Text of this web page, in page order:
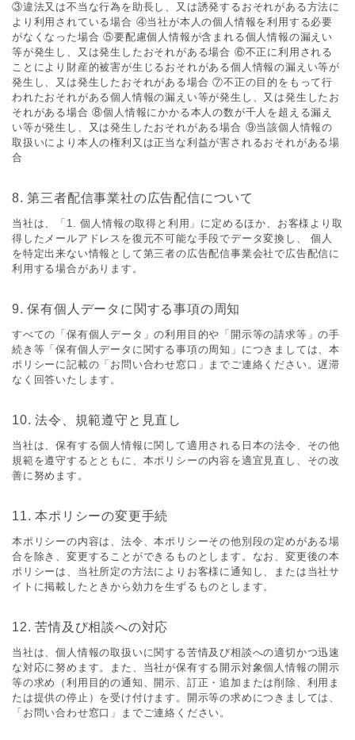
③違法⼜は不当な⾏為を助⻑し、⼜は誘発するおそれがある⽅法に
より利⽤されている場合 ④当社が本⼈の個⼈情報を利⽤する必要
がなくなった場合 ⑤要配慮個⼈情報が含まれる個⼈情報の漏えい
等が発⽣し、⼜は発⽣したおそれがある場合 ⑥不正に利⽤される
ことにより財産的被害が⽣じるおそれがある個⼈情報の漏えい等が
発⽣し、⼜は発⽣したおそれがある場合 ⑦不正の⽬的をもって⾏
われたおそれがある個⼈情報の漏えい等が発⽣し、⼜は発⽣したお
それがある場合 ⑧個⼈情報にかかる本⼈の数が千⼈を超える漏え
い等が発⽣し、⼜は発⽣したおそれがある場合 ⑨当該個⼈情報の
取扱いにより本⼈の権利⼜は正当な利益が害されるおそれがある場
合
8. 第三者配信事業社の広告配信について
当社は、「1. 個⼈情報の取得と利⽤」に定めるほか、お客様より取
得したメールアドレスを復元不可能な⼿段でデータ変換し、 個⼈
を特定出来ない情報として第三者の広告配信事業会社で広告配信に
利⽤する場合があります。
9. 保有個⼈データに関する事項の周知
すべての「保有個⼈データ」の利⽤⽬的や「開⽰等の請求等」の⼿
続き等「保有個⼈データに関する事項の周知」につきましては、本
ポリシーに記載の「お問い合わせ窓⼝」までご連絡ください。遅滞
なく回答いたします。
10. 法令、規範遵守と⾒直し
当社は、保有する個⼈情報に関して適⽤される⽇本の法令、その他
規範を遵守するとともに、本ポリシーの内容を適宜⾒直し、その改
善に努めます。
11. 本ポリシーの変更⼿続
本ポリシーの内容は、法令、本ポリシーその他別段の定めがある場
合を除き、変更することができるものとします。なお、変更後の本
ポリシーは、当社所定の⽅法によりお客様に通知し、または当社サ
イトに掲載したときから効⼒を⽣ずるものとします。
12. 苦情及び相談への対応
当社は、個⼈情報の取扱いに関する苦情及び相談への適切かつ迅速
な対応に努めます。また、当社が保有する開⽰対象個⼈情報の開⽰
等の求め（利⽤⽬的の通知、開⽰、訂正・追加または削除、利⽤ま
たは提供の停⽌）を受け付けます。開⽰等の求めにつきましては、
「お問い合わせ窓⼝」までご連絡ください。